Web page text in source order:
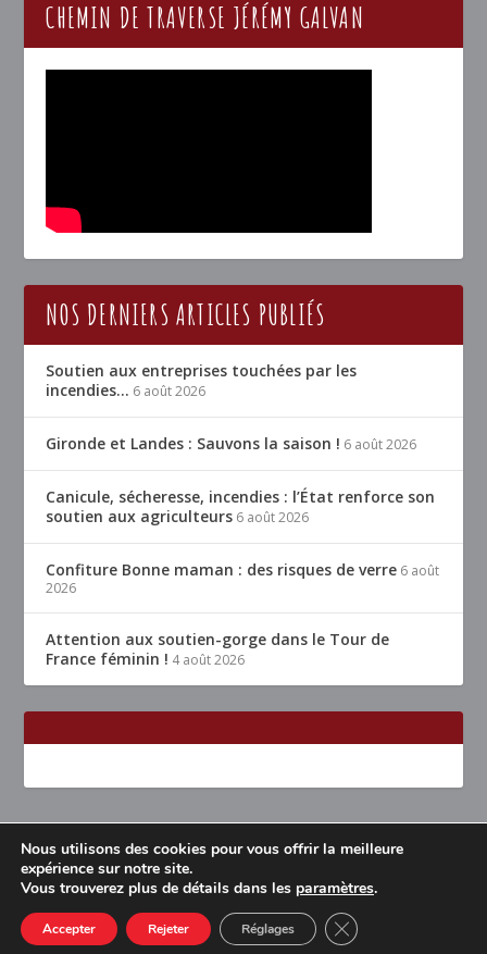
CHEMIN DE TRAVERSE JÉRÉMY GALVAN
NOS DERNIERS ARTICLES PUBLIÉS
Soutien aux entreprises touchées par les
incendies… 6 août 2026
Gironde et Landes : Sauvons la saison ! 6 août 2026
Canicule, sécheresse, incendies : l’État renforce son
soutien aux agriculteurs 6 août 2026
Confiture Bonne maman : des risques de verre 6 août
2026
Attention aux soutien-gorge dans le Tour de
France féminin ! 4 août 2026
Conçu parElegant Themes | Propulsé parWordPress
Accueil Restaurants Lyon & alentours
Mentions légales
Contact
Nous utilisons des cookies pour vous offrir la meilleure
expérience sur notre site.
Vous trouverez plus de détails dans les paramètres.
Accepter Rejeter Réglages CLOSE GDPR